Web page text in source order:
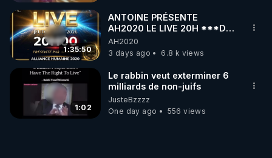
1:35:50
ANTOINE PRÉSENTE
AH2020 LE LIVE 20H ***DU
06/08/2026***
AH2020
3 days ago
6.8 k views
1:02
Le rabbin veut exterminer 6
milliards de non-juifs
JusteBzzzz
One day ago
556 views